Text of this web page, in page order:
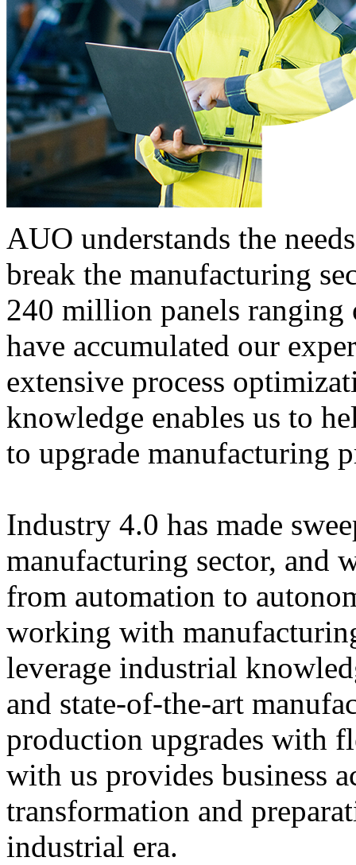
AUO understands the
break the manufacturing
240 million panels ranging
have accumulated our
extensive process
knowledge enables us to
to upgrade manufacturing
Industry 4.0 has made
manufacturing sector, and
from automation to
working with
leverage industrial
and state-of-the-art
production upgrades with
with us provides business
transformation and
industrial era.